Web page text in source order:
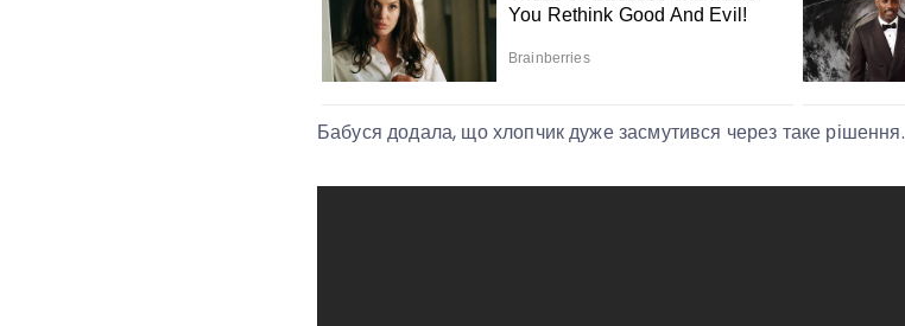
Бабуся додала, що хлопчик дуже засмутився через таке рішення.